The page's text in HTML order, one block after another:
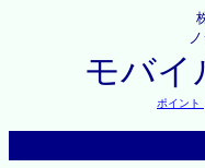
モバイ
ポイント